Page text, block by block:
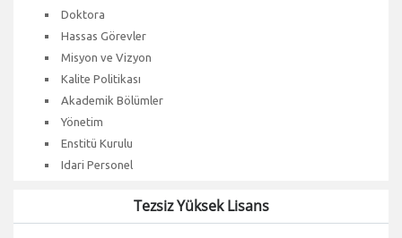
Doktora
Hassas Görevler
Misyon ve Vizyon
Kalite Politikası
Akademik Bölümler
Yönetim
Enstitü Kurulu
Idari Personel
Tezsiz Yüksek Lisans